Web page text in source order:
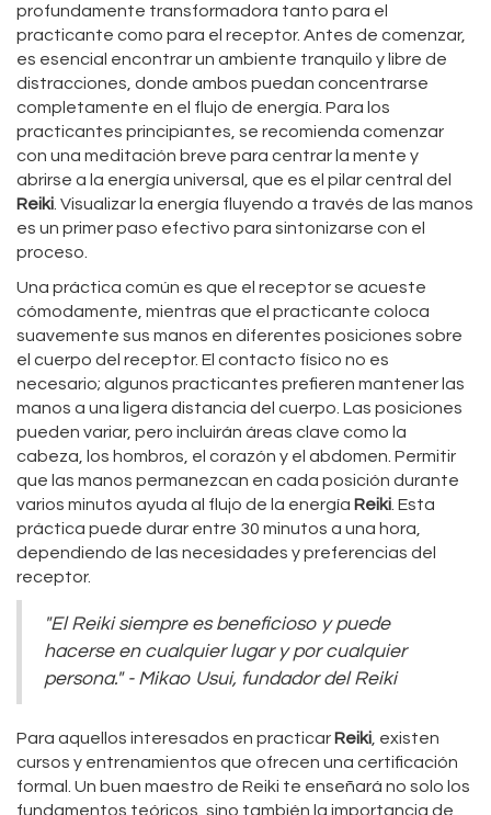
profundamente transformadora tanto para el
practicante como para el receptor. Antes de comenzar,
es esencial encontrar un ambiente tranquilo y libre de
distracciones, donde ambos puedan concentrarse
completamente en el flujo de energía. Para los
practicantes principiantes, se recomienda comenzar
con una meditación breve para centrar la mente y
abrirse a la energía universal, que es el pilar central del
Reiki . Visualizar la energía fluyendo a través de las manos
es un primer paso efectivo para sintonizarse con el
proceso.
Una práctica común es que el receptor se acueste
cómodamente, mientras que el practicante coloca
suavemente sus manos en diferentes posiciones sobre
el cuerpo del receptor. El contacto físico no es
necesario; algunos practicantes prefieren mantener las
manos a una ligera distancia del cuerpo. Las posiciones
pueden variar, pero incluirán áreas clave como la
cabeza, los hombros, el corazón y el abdomen. Permitir
que las manos permanezcan en cada posición durante
varios minutos ayuda al flujo de la energía Reiki . Esta
práctica puede durar entre 30 minutos a una hora,
dependiendo de las necesidades y preferencias del
receptor.
"El Reiki siempre es beneficioso y puede
hacerse en cualquier lugar y por cualquier
persona." - Mikao Usui, fundador del Reiki
Para aquellos interesados en practicarReiki , existen
cursos y entrenamientos que ofrecen una certificación
formal. Un buen maestro de Reiki te enseñará no solo los
fundamentos teóricos, sino también la importancia de